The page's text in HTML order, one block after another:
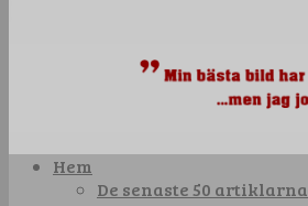
Hem
De senaste 50 artiklarna